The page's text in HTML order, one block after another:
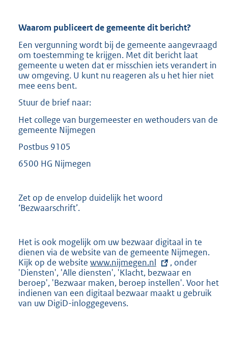
Waarom publiceert de gemeente dit bericht?
Een vergunning wordt bij de gemeente aangevraagd
om toestemming te krijgen. Met dit bericht laat
gemeente u weten dat er misschien iets verandert in
uw omgeving. U kunt nu reageren als u het hier niet
mee eens bent.
Stuur de brief naar:
Het college van burgemeester en wethouders van de
gemeente Nijmegen
Postbus 9105
6500 HG Nijmegen
Zet op de envelop duidelijk het woord
‘Bezwaarschrift’.
Het is ook mogelijk om uw bezwaar digitaal in te
dienen via de website van de gemeente Nijmegen.
Kijk op de website E
x
t
e
r
www.nijmegen.nl
, onder
'Diensten', 'Alle diensten', 'Klacht, bezwaar en
beroep', 'Bezwaar maken, beroep instellen'. Voor het
indienen van een digitaal bezwaar maakt u gebruik
van uw DigiD-inloggegevens.